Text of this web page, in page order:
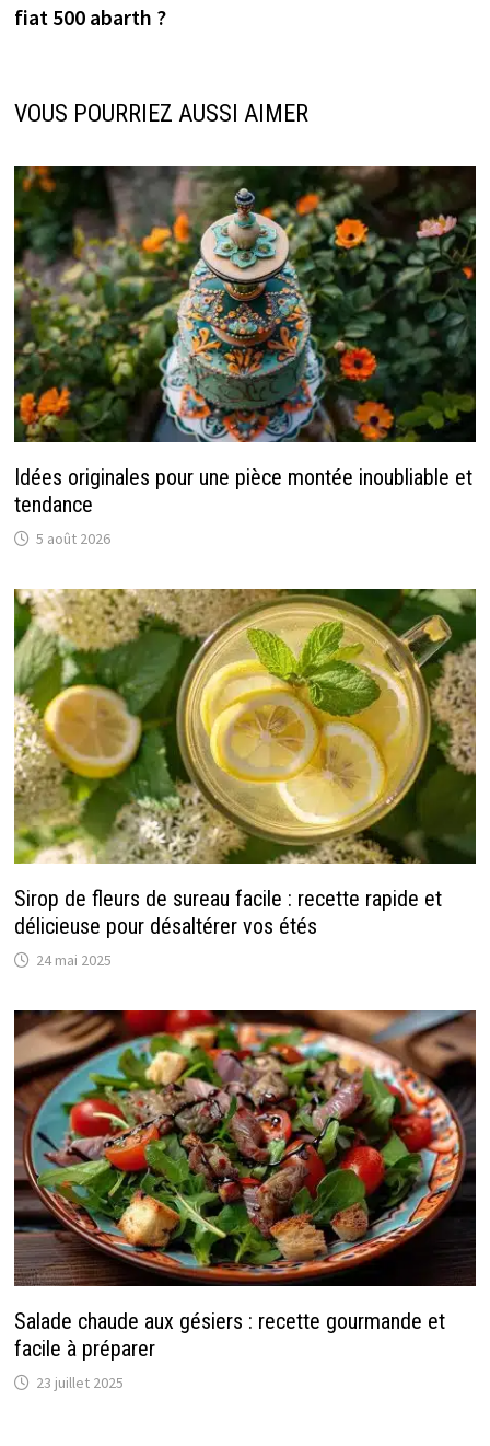
fiat 500 abarth ?
VOUS POURRIEZ AUSSI AIMER
Idées originales pour une pièce montée inoubliable et
tendance
5 août 2026
Sirop de fleurs de sureau facile : recette rapide et
délicieuse pour désaltérer vos étés
24 mai 2025
Salade chaude aux gésiers : recette gourmande et
facile à préparer
23 juillet 2025